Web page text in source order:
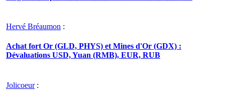
Hervé Bréaumon :
Achat fort Or (GLD, PHYS) et Mines d'Or (GDX) :
Dévaluations USD, Yuan (RMB), EUR, RUB
Jolicoeur: